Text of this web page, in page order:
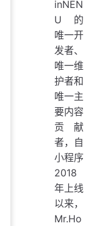
inNEN
U 的
唯一开
发者、
唯一维
护者和
唯一主
要内容
贡献
者，自
小程序
2018
年上线
以来，
Mr.Ho